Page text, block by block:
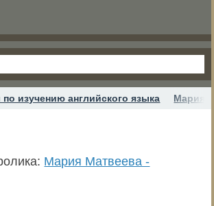
изучению английского языка Мария
Мария Матвеева -